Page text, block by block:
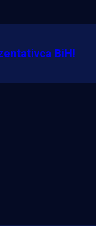
BiH!